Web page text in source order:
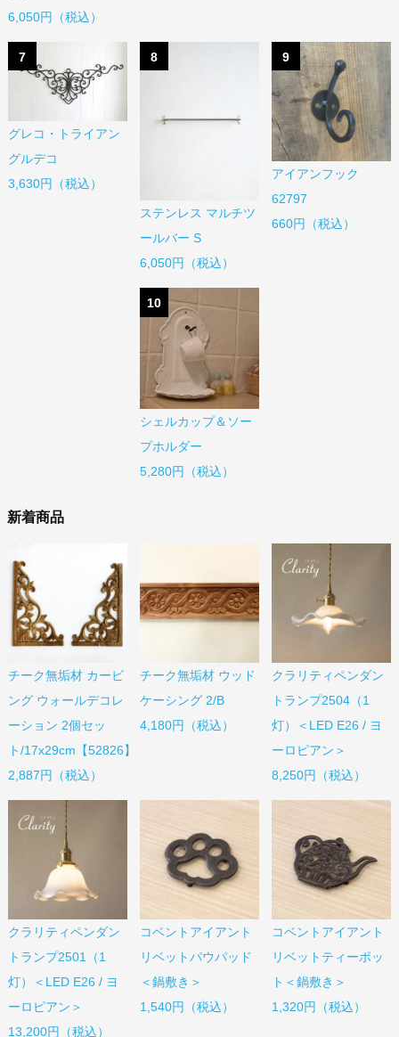
6,050円（税込）
7
グレコ・トライアン
グルデコ
3,630円（税込）
8
ステンレス マルチツ
ールバー S
6,050円（税込）
9
アイアンフック
62797
660円（税込）
10
シェルカップ＆ソー
プホルダー
5,280円（税込）
新着商品
チーク無垢材 カービ
ング ウォールデコレ
ーション 2個セッ
ト/17x29cm【52826】
2,887円（税込）
チーク無垢材 ウッド
ケーシング 2/B
4,180円（税込）
クラリティペンダン
トランプ2504（1
灯）＜LED E26 / ヨ
ーロピアン＞
8,250円（税込）
クラリティペンダン
トランプ2501（1
灯）＜LED E26 / ヨ
ーロピアン＞
13,200円（税込）
コベントアイアント
リベットパウパッド
＜鍋敷き＞
1,540円（税込）
コベントアイアント
リベットティーポッ
ト＜鍋敷き＞
1,320円（税込）